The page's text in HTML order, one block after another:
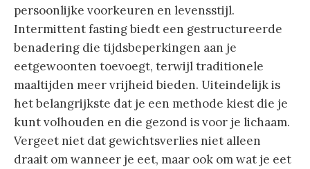
persoonlijke voorkeuren en levensstijl.
Intermittent fasting biedt een gestructureerde
benadering die tijdsbeperkingen aan je
eetgewoonten toevoegt, terwijl traditionele
maaltijden meer vrijheid bieden. Uiteindelijk is
het belangrijkste dat je een methode kiest die je
kunt volhouden en die gezond is voor je lichaam.
Vergeet niet dat gewichtsverlies niet alleen
draait om wanneer je eet, maar ook om wat je eet